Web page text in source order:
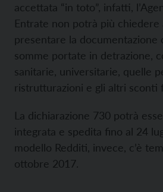
accettata “in toto”, infatti,
Entrate non potrà più chiedere
presentare la documentazione
somme portate in detrazione,
sanitarie, universitarie, quelle
ristrutturazioni e gli altri sconti
La dichiarazione 730 potrà
integrata e spedita fino al 24
modello Redditi, invece, c’è
ottobre 2017.